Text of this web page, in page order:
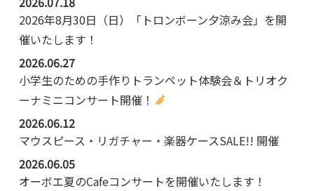
2026年8月30日（日）「トロンボーン夕涼み会」を開
催いたします！
2026.06.27
小学生のための手作りトランペット体験会＆トリオク
ーナミニコンサート開催！
2026.06.12
マウスピース・リガチャー・楽器ケースSALE!! 開催
2026.06.05
オーボエ夏のCafeコンサートを開催いたします！